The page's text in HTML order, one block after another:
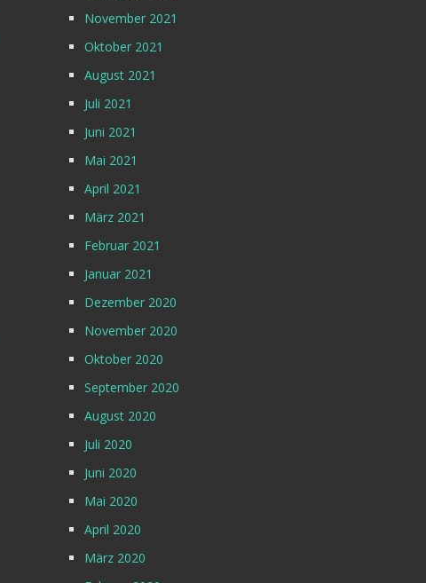
November 2021
Oktober 2021
August 2021
Juli 2021
Juni 2021
Mai 2021
April 2021
März 2021
Februar 2021
Januar 2021
Dezember 2020
November 2020
Oktober 2020
September 2020
August 2020
Juli 2020
Juni 2020
Mai 2020
April 2020
März 2020